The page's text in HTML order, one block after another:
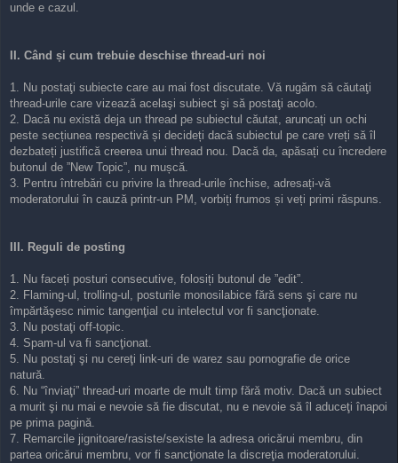
unde e cazul.
II. Când și cum trebuie deschise thread-uri noi
1. Nu postaţi subiecte care au mai fost discutate. Vă rugăm să căutaţi
thread-urile care vizează acelaşi subiect şi să postaţi acolo.
2. Dacă nu există deja un thread pe subiectul căutat, aruncați un ochi
peste secțiunea respectivă și decideți dacă subiectul pe care vreți să îl
dezbateți justifică creerea unui thread nou. Dacă da, apăsați cu încredere
butonul de ”New Topic”, nu mușcă.
3. Pentru întrebări cu privire la thread-urile închise, adresați-vă
moderatorului în cauză printr-un PM, vorbiți frumos și veți primi răspuns.
III. Reguli de posting
1. Nu faceți posturi consecutive, folosiți butonul de ”edit”.
2. Flaming-ul, trolling-ul, posturile monosilabice fără sens şi care nu
împărtăşesc nimic tangenţial cu intelectul vor fi sancţionate.
3. Nu postaţi off-topic.
4. Spam-ul va fi sancţionat.
5. Nu postaţi şi nu cereţi link-uri de warez sau pornografie de orice
natură.
6. Nu “înviaţi” thread-uri moarte de mult timp fără motiv. Dacă un subiect
a murit şi nu mai e nevoie să fie discutat, nu e nevoie să îl aduceţi înapoi
pe prima pagină.
7. Remarcile jignitoare/rasiste/sexiste la adresa oricărui membru, din
partea oricărui membru, vor fi sancţionate la discreţia moderatorului.